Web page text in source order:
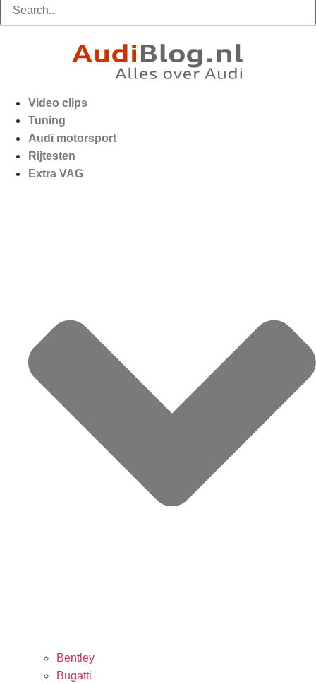
Video clips
Tuning
Audi motorsport
Rijtesten
Extra VAG
Bentley
Bugatti